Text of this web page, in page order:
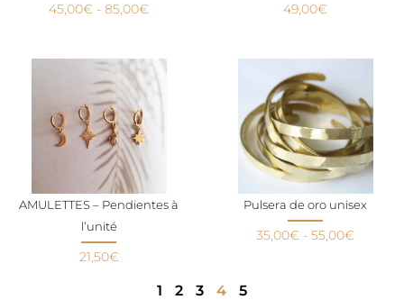
45,00€ - 85,00€ 49,00€
AMULETTES – Pendientes à
l’unité
21,50€
Pulsera de oro unisex
35,00€ - 55,00€
1 2 3 4 5